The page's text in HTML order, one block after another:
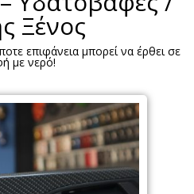
Ξένος
επιφάνεια μπορεί να έρθει σε
με νερό!